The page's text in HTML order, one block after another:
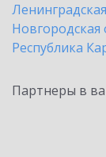
Новгородская
Республика
Партнеры в